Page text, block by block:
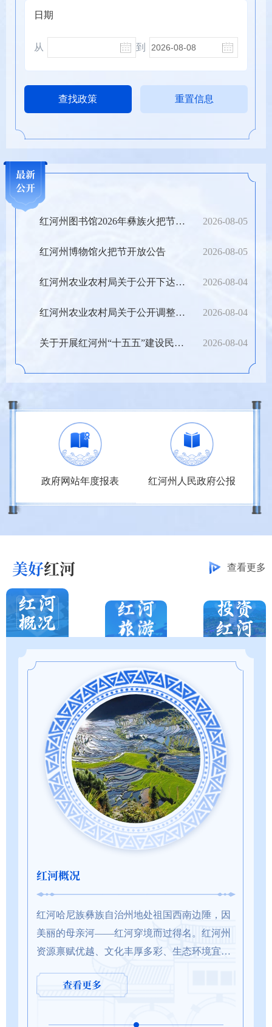
日期
从 到
最新
公开
最新
公开
红河州图书馆2026年彝族火把节开馆通知 2026-08-05
红河州博物馆火把节开放公告 2026-08-05
红河州农业农村局关于公开下达2026年州级财政衔接... 2026-08-04
红河州农业农村局关于公开调整下达2026年财政常态... 2026-08-04
关于开展红河州“十五五”建设民族团结进步示范区... 2026-08-04
红河州人民政府公报 依申请公开
个人办事 法人办事
教 设立变更
咨询互动
热点服务
工程建设 便民服务
投资审批 投资中介
公共资源交易
政府信箱
抵边低保 河口
申请高龄补贴
2026年工作计划 2026-07-27 弥勒市
蒙自市人
2026-07-24
我要写信
网上信访
人民建议征集
美好红河 查看更多
红河概况
红河哈尼族彝族自治州地处祖国西南边陲，因
美丽的母亲河——红河穿境而过得名。红河州
资源禀赋优越、文化丰厚多彩、生态环境宜
重要节点和云南建...
查看更多
，去乡间邂逅一
点缀出秋日的绚
闪耀，清风带来
春风拂过滇南大地，红河州已被繁花铺满，
樱、金铃、白雪次第绽放。百花争艳、一步
景，绘就一幅醉人的春日长卷，这份最新赏
浪漫樱花 粉嫩温柔...
实业集团成功签约三个重点...
南振兴实业集团重点项
的三个项目总投资达
委书记陆永开出席并讲
3月23日，蒙自市与上海商汤智能科
战略合作协议签约仪式在蒙自举行。
方分别介绍了拟合作项目情况和拟合